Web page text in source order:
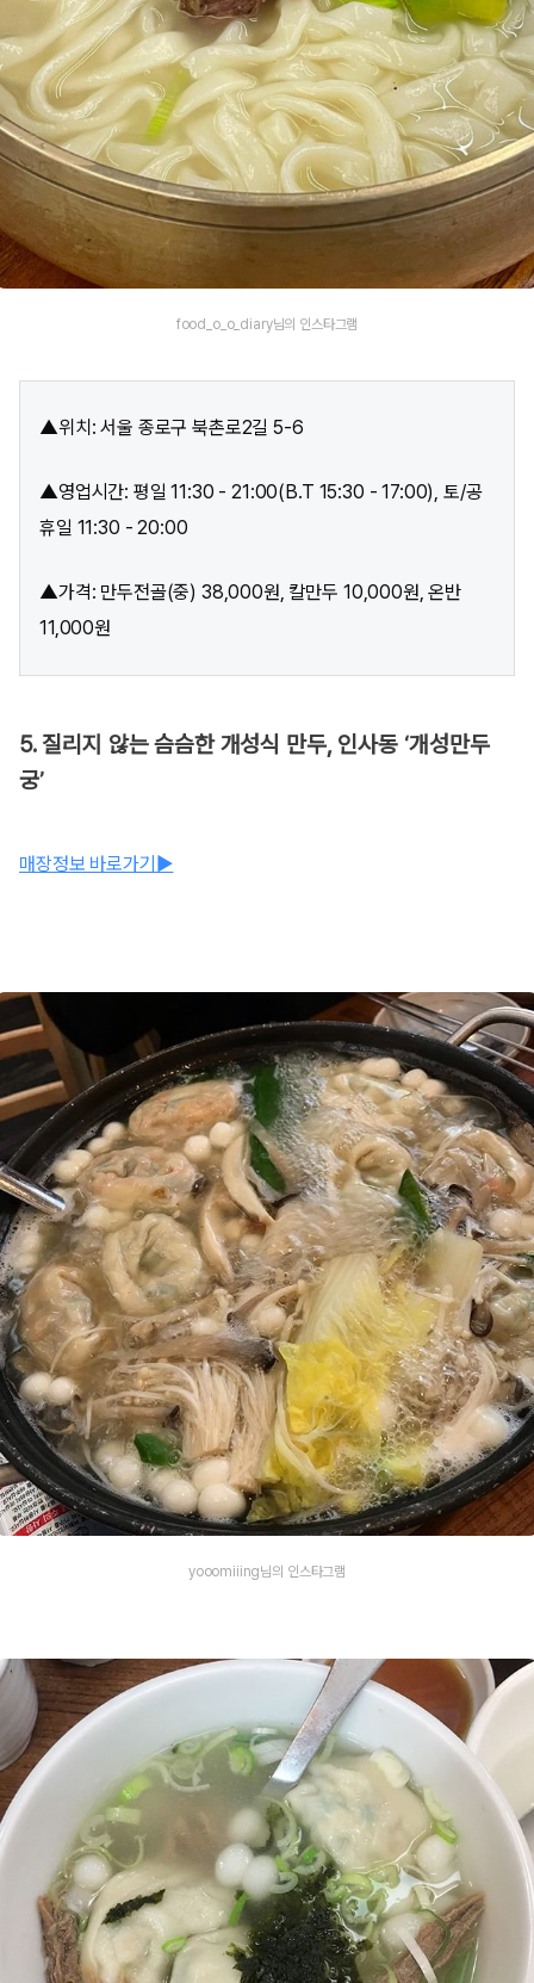
food_o_o_diary님의 인스타그램
▲위치: 서울 종로구 북촌로2길 5-6
▲영업시간: 평일 11:30 - 21:00(B.T 15:30 - 17:00), 토/공
휴일 11:30 - 20:00
▲가격: 만두전골(중) 38,000원, 칼만두 10,000원, 온반
11,000원
5. 질리지 않는 슴슴한 개성식 만두, 인사동 ‘개성만두
궁’
매장정보 바로가기▶
yooomiiing님의 인스타그램